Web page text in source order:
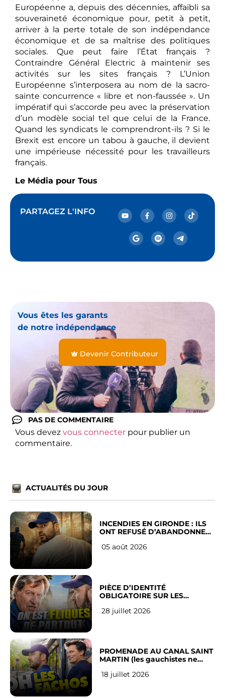
Européenne a, depuis des décennies, affaibli sa
souveraineté économique pour, petit à petit,
arriver à la perte totale de son indépendance
économique et de sa maîtrise des politiques
sociales. Que peut faire l’État français ?
Contraindre Général Electric à maintenir ses
activités sur les sites français ? L’Union
Européenne s’interposera au nom de la sacro-
sainte concurrence « libre et non-faussée ». Un
impératif qui s’accorde peu avec la préservation
d’un modèle social tel que celui de la France.
Quand les syndicats le comprendront-ils ? Si le
Brexit est encore un tabou à gauche, il devient
une impérieuse nécessité pour les travailleurs
français.
Le Média pour Tous
PARTAGEZ L'INFO
Vous êtes les garants
de notre indépendance
Devenir Contributeur
PAS DE COMMENTAIRE
Vous devez vous connecter pour publier un
commentaire.
ACTUALITÉS DU JOUR
INCENDIES EN GIRONDE : ILS
ONT REFUSÉ D’ABANDONNER
05 août 2026
PIÈCE D’IDENTITÉ
OBLIGATOIRE SUR LES
Français
28 juillet 2026
PROMENADE AU CANAL SAINT
MARTIN (les gauchistes ne
18 juillet 2026